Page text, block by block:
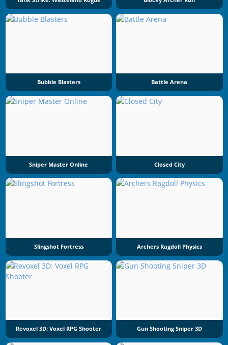
Bubble Blasters Battle Arena
Sniper Master Online Closed City
Slingshot Fortress Archers Ragdoll Physics
Revoxel 3D: Voxel RPG Shooter Gun Shooting Sniper 3D